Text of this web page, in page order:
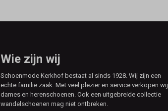
Wie zijn wij
Schoenmode Kerkhof bestaat al sinds 1928. Wij zijn een
echte familie zaak. Met veel plezier en service verkopen wij
dames en herenschoenen. Ook een uitgebreide collectie
wandelschoenen mag niet ontbreken.